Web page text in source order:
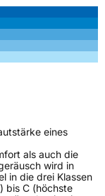
eines
als auch die
wird in
in die drei Klassen
bis C (höchste